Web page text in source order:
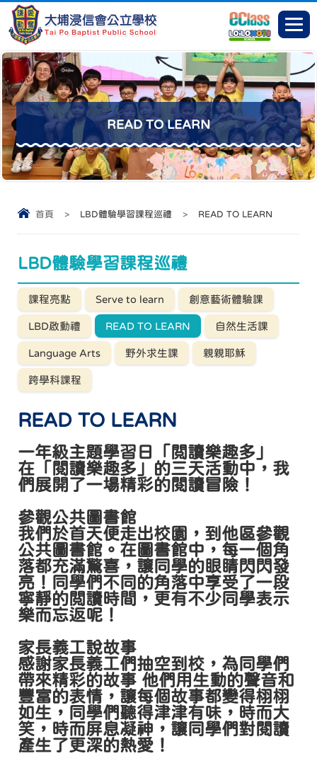
READ TO LEARN
首頁 > LBD體驗學習課程巡禮 > READ TO LEARN
LBD體驗學習課程巡禮
課程亮點 Serve to learn 創意藝術體驗課
LBD啟動禮 READ TO LEARN 自然生活課
Language Arts 野外求生課 親親耶穌
跨學科課程
READ TO LEARN
一年級主題學習日「閲讀樂趣多」
在「閱讀樂趣多」的三天活動中，我
們展開了一場精彩的閱讀冒險！
參觀公共圖書館
我們於首天便走出校園，到他區參觀
公共圖書館。在圖書館中，每一個角
落都充滿驚喜，讓同學的眼睛閃閃發
亮！同學們不同的角落中享受了一段
寧靜的閲讀時間，更有不少同學表示
樂而忘返呢！
家長義工說故事
感謝家長義工們抽空到校，為同學們
帶來精彩的故事 他們用生動的聲音和
豐富的表情，讓每個故事都變得栩栩
如生，同學們聽得津津有味，時而大
笑，時而屏息凝神，讓同學們對閱讀
產生了更深的熱愛！